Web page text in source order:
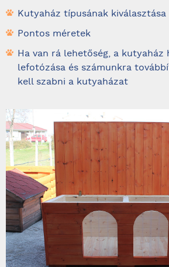
Kutyaház típusának kiválasztása
Pontos méretek
Ha van rá lehetőség, a kutyaház
lefotózása és számunkra
kell szabni a kutyaházat